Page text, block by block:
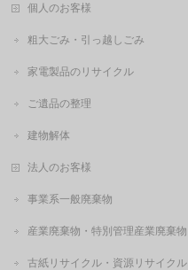
個人のお客様
粗大ごみ・引っ越しごみ
家電製品のリサイクル
ご遺品の整理
建物解体
法人のお客様
事業系一般廃棄物
産業廃棄物・特別管理産業廃棄物
古紙リサイクル・資源リサイクル